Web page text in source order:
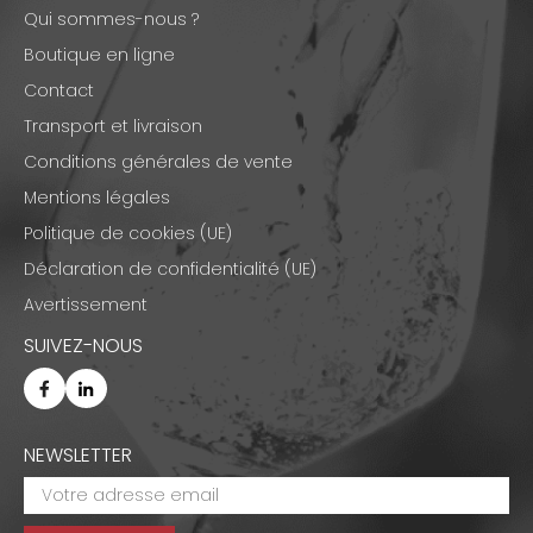
Qui sommes-nous ?
Boutique en ligne
Contact
Transport et livraison
Conditions générales de vente
Mentions légales
Politique de cookies (UE)
Déclaration de confidentialité (UE)
Avertissement
SUIVEZ-NOUS
NEWSLETTER